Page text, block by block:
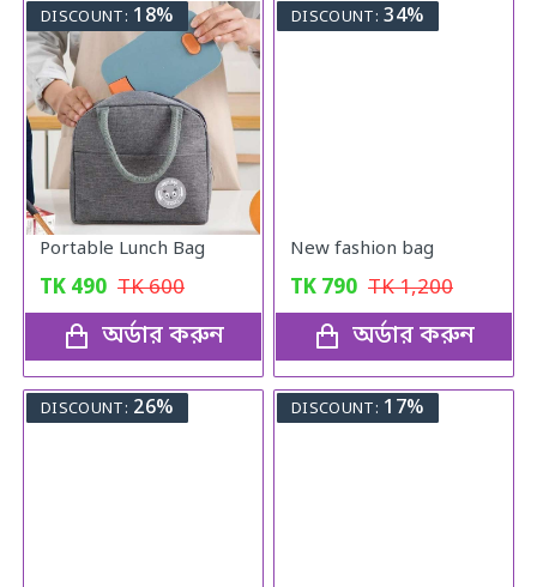
DISCOUNT: 18%
Portable Lunch Bag
TK 490 TK600
অর্ডার করুন
DISCOUNT: 34%
New fashion bag
TK 790 TK1,200
অর্ডার করুন
DISCOUNT: 26% DISCOUNT: 17%